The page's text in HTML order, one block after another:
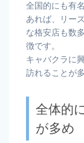
全国的にも有
あれば、リー
な格安店も数
徴です。
キャバクラに
訪れることが
全体的
が多め